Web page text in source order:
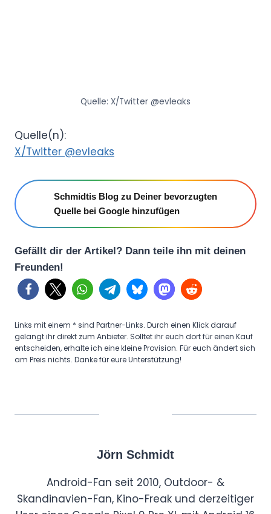
Quelle: X/Twitter @evleaks
Quelle(n):
X/Twitter @evleaks
Schmidtis Blog zu Deiner bevorzugten
Quelle bei Google hinzufügen
Gefällt dir der Artikel? Dann teile ihn mit deinen
Freunden!
Links mit einem * sind Partner-Links. Durch einen Klick darauf
gelangt ihr direkt zum Anbieter. Solltet ihr euch dort für einen Kauf
entscheiden, erhalte ich eine kleine Provision. Für euch ändert sich
am Preis nichts. Danke für eure Unterstützung!
Jörn Schmidt
Android-Fan seit 2010, Outdoor- &
Skandinavien-Fan, Kino-Freak und derzeitiger